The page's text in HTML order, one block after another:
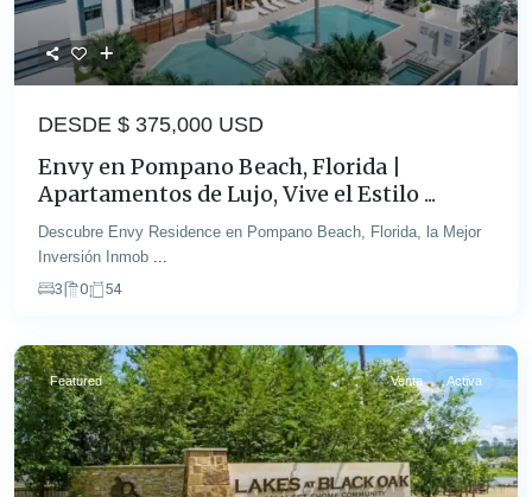
DESDE $ 375,000 USD
Envy en Pompano Beach, Florida |
Apartamentos de Lujo, Vive el Estilo ...
Descubre Envy Residence en Pompano Beach, Florida, la Mejor
Inversión Inmob
3
0 54
Featured Venta Activa